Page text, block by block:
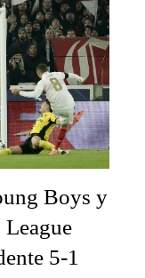
Boys y
League
5-1